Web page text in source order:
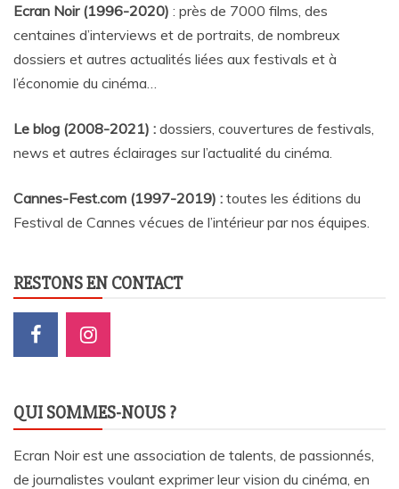
Ecran Noir (1996-2020) : près de 7000 films, des
centaines d’interviews et de portraits, de nombreux
dossiers et autres actualités liées aux festivals et à
l’économie du cinéma…
Le blog (2008-2021) : dossiers, couvertures de festivals,
news et autres éclairages sur l’actualité du cinéma
Cannes-Fest.com (1997-2019) : toutes les éditions du
Festival de Cannes vécues de l’intérieur par nos équipes.
RESTONS EN CONTACT
QUI SOMMES-NOUS ?
Ecran Noir est une association de talents, de passionnés,
de journalistes voulant exprimer leur vision du cinéma, en